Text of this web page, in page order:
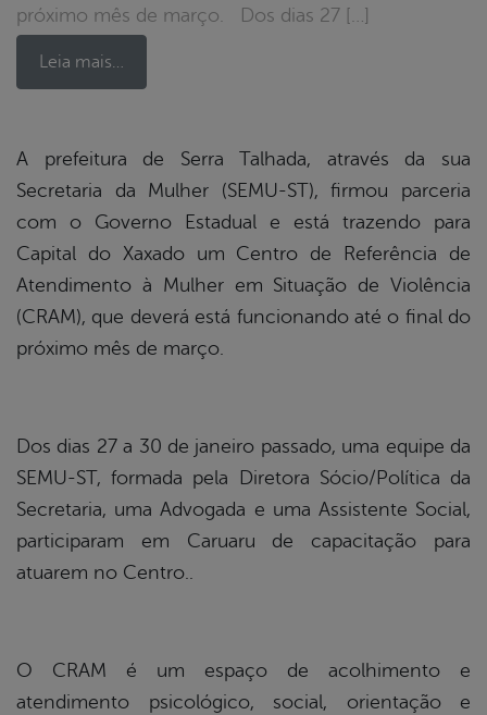
próximo mês de março. Dos dias 27 […]
Leia mais…
A prefeitura de Serra Talhada, através da sua
Secretaria da Mulher (SEMU-ST), firmou parceria
com o Governo Estadual e está trazendo para
Capital do Xaxado um Centro de Referência de
Atendimento à Mulher em Situação de Violência
(CRAM), que deverá está funcionando até o final do
próximo mês de março.
Dos dias 27 a 30 de janeiro passado, uma equipe da
SEMU-ST, formada pela Diretora Sócio/Política da
Secretaria, uma Advogada e uma Assistente Social,
participaram em Caruaru de capacitação para
atuarem no Centro..
O CRAM é um espaço de acolhimento e
atendimento psicológico, social, orientação e